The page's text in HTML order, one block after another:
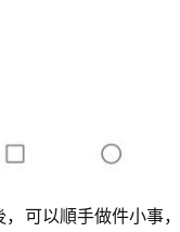
，可以順手做件小事